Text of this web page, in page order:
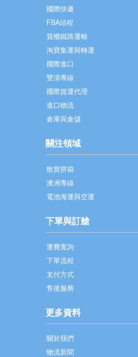
國際快遞
FBA頭程
貨櫃鐵路運輸
淘寶集運與轉運
國際進口
雙清專線
國際貨運代理
進口物流
倉庫與倉儲
關注領域
散貨拼箱
澳洲專線
電池海運與空運
下單與訂艙
運費査詢
下單流程
支付方式
售後服務
更多資料
關於我們
物流新聞